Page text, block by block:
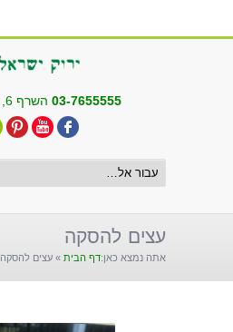
03-7655555 השרף 6, רמת השרון
עצים להסקה
אתה נמצא כאן:דף הבית » עצים להסקה